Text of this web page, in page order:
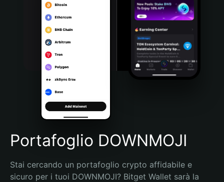
Português (Portugal)
Bahasa Indonesia
Português (Brasil)
Español (Argentina)
Portafoglio DOWNMOJI
Stai cercando un portafoglio crypto affidabile e
sicuro per i tuoi DOWNMOJI? Bitget Wallet sarà la